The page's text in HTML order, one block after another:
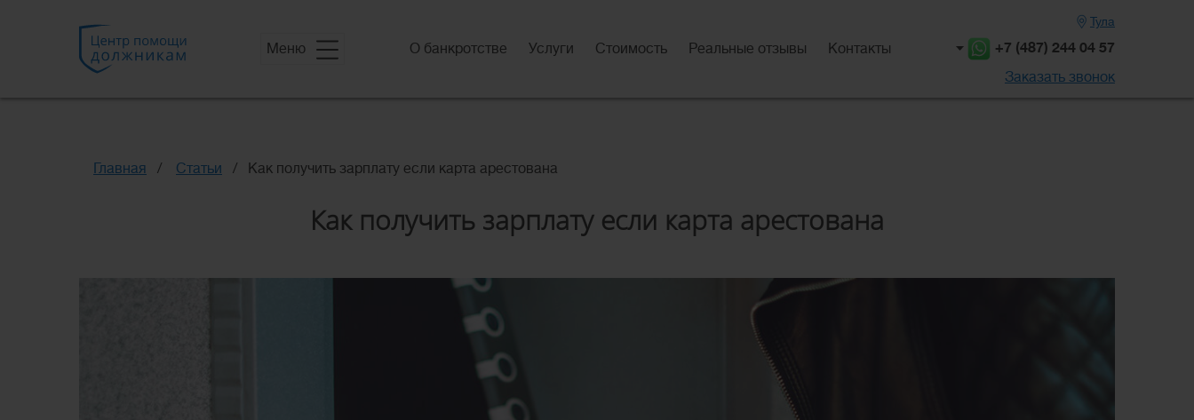
Меню О банкротстве Услуги Стоимость Реальные отзывы Контакты
Тула
+7 (487) 244 04 57
Заказать звонок
Главная Статьи Как получить зарплату если карта арестована
Как получить зарплату если карта арестована